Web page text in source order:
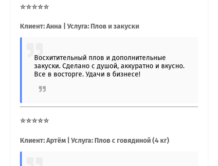
⭐⭐⭐⭐⭐
Клиент: Анна | Услуга: Плов и закуски
Восхитительный плов и дополнительные
закуски. Сделано с душой, аккуратно и вкусно.
Все в восторге. Удачи в бизнесе!
⭐⭐⭐⭐⭐
Клиент: Артём | Услуга: Плов с говядиной (4 кг)